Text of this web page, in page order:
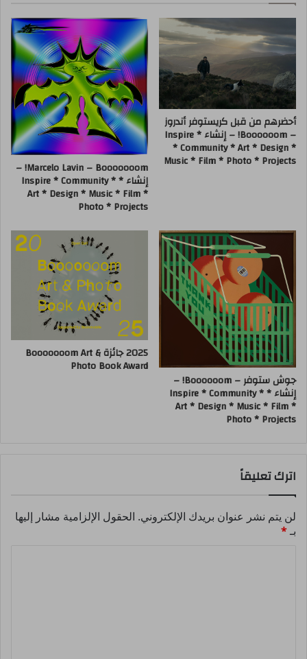
أحضرهم من قبل كريستوفر أندروز
– Boooooom! – إنشاء * Inspire
* Community * Art * Design *
Music * Film * Photo * Projects
Marcelo Lavin – Booooooom! –
إنشاء * Inspire * Community *
Art * Design * Music * Film *
Photo * Projects
جوش ستوفر – Boooooom! –
إنشاء * Inspire * Community *
Art * Design * Music * Film *
Photo * Projects
2025 جائزة Booooooom Art &
Photo Book Award
اترك تعليقاً
لن يتم نشر عنوان بريدك الإلكتروني. الحقول الإلزامية مشار إليها
بـ*